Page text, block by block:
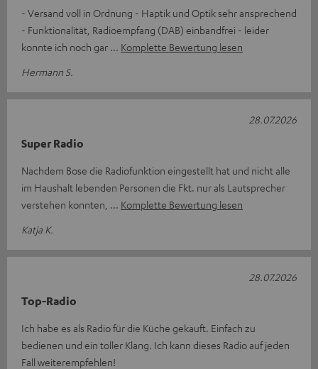
- Versand voll in Ordnung - Haptik und Optik sehr ansprechend
- Funktionalität, Radioempfang (DAB) einbandfrei - leider
konnte ich noch gar
Komplette Bewertung lesen
Hermann S.
Super Radio
Nachdem Bose die Radiofunktion eingestellt hat und nicht alle
im Haushalt lebenden Personen die Fkt. nur als Lautsprecher
verstehen konnten,
Komplette Bewertung lesen
Katja K.
28.07.2026
Top-Radio
Ich habe es als Radio für die Küche gekauft. Einfach zu
bedienen und ein toller Klang. Ich kann dieses Radio auf jeden
Fall weiterempfehlen!
28.07.2026